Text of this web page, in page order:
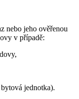
nebo jeho ověřenou
v případě:
jednotka).